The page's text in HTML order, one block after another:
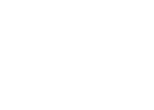
hos STIGA